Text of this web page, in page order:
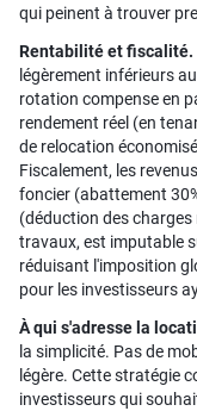
qui peinent à trouver
Rentabilité et fiscalité.
légèrement inférieurs
rotation compense en
rendement réel (en
de relocation
Fiscalement, les
foncier (abattement
(déduction des charges
travaux, est imputable
réduisant l'imposition
pour les investisseurs
À qui s'adresse la
la simplicité. Pas de
légère. Cette stratégie
investisseurs qui